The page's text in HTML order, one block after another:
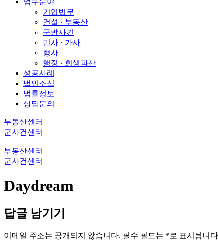
업무분야
기업법무
건설 · 부동산
국방사건
민사 · 가사
형사
행정 · 회생파산
성공사례
법인소식
법률정보
상담문의
부동산센터
군사건센터
부동산센터
군사건센터
Daydream
답글 남기기
이메일 주소는 공개되지 않습니다. 필수 필드는 *로 표시됩니다